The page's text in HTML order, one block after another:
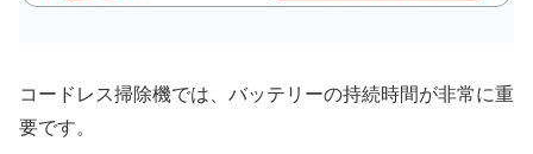
コードレス掃除機では、バッテリーの持続時間が非常に重
要です。